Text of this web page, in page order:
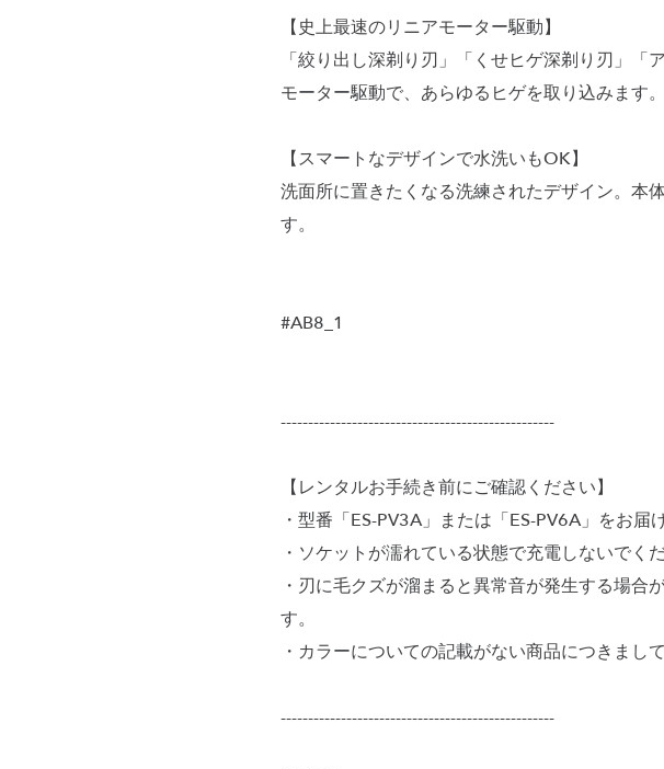
【史上最速のリニアモーター駆動】
「絞り出し深剃り刃」「くせヒゲ深剃り刃」
モーター駆動で、あらゆるヒゲを取り込みます。
【スマートなデザインで水洗いもOK】
洗面所に置きたくなる洗練されたデザイン。本
す。
#AB8_1
--------------------------------------------------
【レンタルお手続き前にご確認ください】
・型番「ES-PV3A」または「ES-PV6A」をお届
・ソケットが濡れている状態で充電しないでくだ
・刃に毛クズが溜まると異常音が発生する場
す。
・カラーについての記載がない商品につきまし